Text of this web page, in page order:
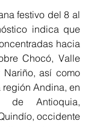
festivo del 8 al
indica que
hacia
Chocó, Valle
así como
Andina, en
de Antioquia,
occidente